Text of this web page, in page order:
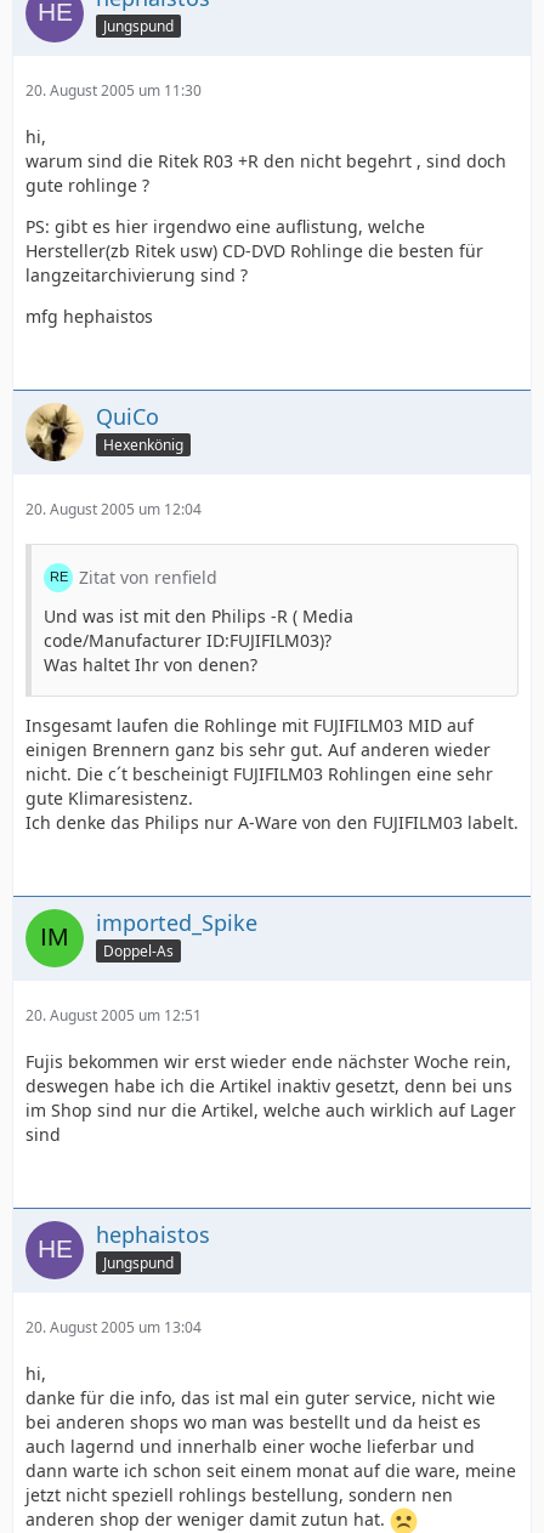
Jungspund
20. August 2005 um 11:30
hi,
warum sind die Ritek R03 +R den nicht begehrt , sind doch
gute rohlinge ?
PS: gibt es hier irgendwo eine auflistung, welche
Hersteller(zb Ritek usw) CD-DVD Rohlinge die besten für
langzeitarchivierung sind ?
mfg hephaistos
QuiCo
Hexenkönig
20. August 2005 um 12:04
Zitat von renfield
Und was ist mit den Philips -R ( Media
code/Manufacturer ID:FUJIFILM03)?
Was haltet Ihr von denen?
Insgesamt laufen die Rohlinge mit FUJIFILM03 MID auf
einigen Brennern ganz bis sehr gut. Auf anderen wieder
nicht. Die c´t bescheinigt FUJIFILM03 Rohlingen eine sehr
gute Klimaresistenz.
Ich denke das Philips nur A-Ware von den FUJIFILM03 labelt.
imported_Spike
Doppel-As
20. August 2005 um 12:51
Fujis bekommen wir erst wieder ende nächster Woche rein,
deswegen habe ich die Artikel inaktiv gesetzt, denn bei uns
im Shop sind nur die Artikel, welche auch wirklich auf Lager
sind
hephaistos
Jungspund
20. August 2005 um 13:04
hi,
danke für die info, das ist mal ein guter service, nicht wie
bei anderen shops wo man was bestellt und da heist es
auch lagernd und innerhalb einer woche lieferbar und
dann warte ich schon seit einem monat auf die ware, meine
jetzt nicht speziell rohlings bestellung, sondern nen
anderen shop der weniger damit zutun hat.